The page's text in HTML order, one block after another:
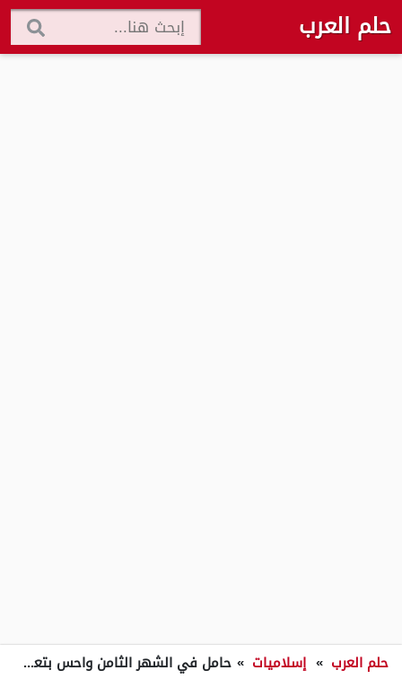
حلم العرب
حلم العرب » إسلاميات » حامل في الشهر الثامن واحس بتعب شديد